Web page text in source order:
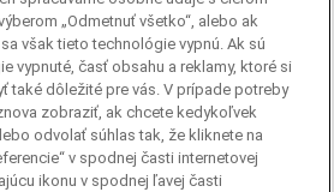
„Odmetnuť všetko“, alebo ak
však tieto technológie vypnú. Ak sú
vypnuté, časť obsahu a reklamy, ktoré si
také dôležité pre vás. V prípade potreby
zobraziť, ak chcete kedykoľvek
odvolať súhlas tak, že kliknete na
v spodnej časti internetovej
ikonu v spodnej ľavej časti